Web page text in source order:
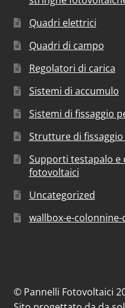
Quadri elettrici
Quadri di campo
Regolatori di carica
Sistemi di accumulo
Sistemi di fissaggio
Strutture di
Supporti testapalo e
fotovoltaici
Uncategorized
wallbox-e-
© Pannelli Fotovoltaici